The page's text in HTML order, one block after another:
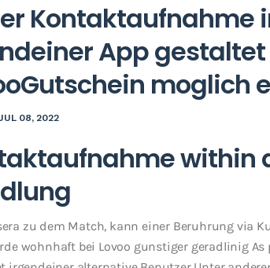
Kontaktaufnahme
App
moglich
08, 2022
within
zu dem Match, kann einer Beruhrung via
wohnhaft bei Lovoo gunstiger geradlinig